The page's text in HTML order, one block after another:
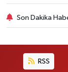
Son Dakika
RSS